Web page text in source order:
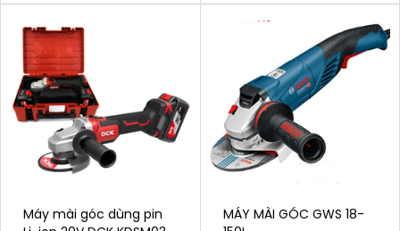
Máy mài góc dùng pin
MÁY MÀI GÓC GWS 18-